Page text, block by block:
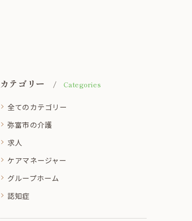
カテゴリー Categories
全てのカテゴリー
弥富市の介護
求人
ケアマネージャー
グループホーム
認知症